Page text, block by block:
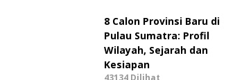
8 Calon Provinsi Baru di
Pulau Sumatra: Profil
Wilayah, Sejarah dan
Kesiapan
43134 Dilihat